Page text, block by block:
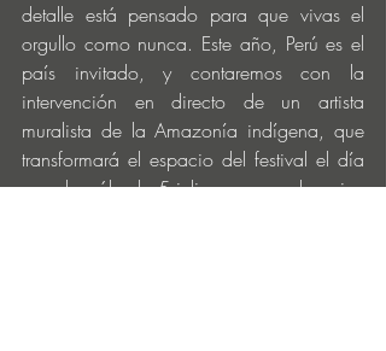
detalle está pensado para que vivas el
orgullo como nunca. Este año, Perú es el
país invitado, y contaremos con la
intervención en directo de un artista
muralista de la Amazonía indígena, que
transformará el espacio del festival el día
grande, sábado 5 julio con una obra viva